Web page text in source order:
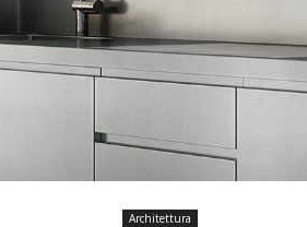
Architettura